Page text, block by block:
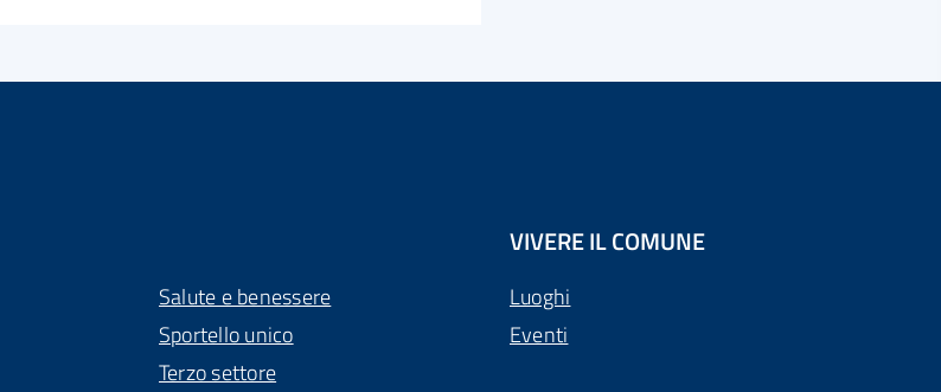
Salute e benessere
Sportello unico
Terzo settore
VIVERE IL COMUNE
Luoghi
Eventi